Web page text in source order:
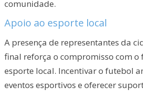
comunidade.
Apoio ao esporte local
A presença de representantes da
final reforça o compromisso com
esporte local. Incentivar o futebol
eventos esportivos e oferecer